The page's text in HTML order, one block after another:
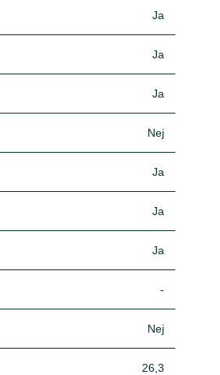
Ja
Ja
Ja
Nej
Ja
Ja
Ja
-
Nej
26,3